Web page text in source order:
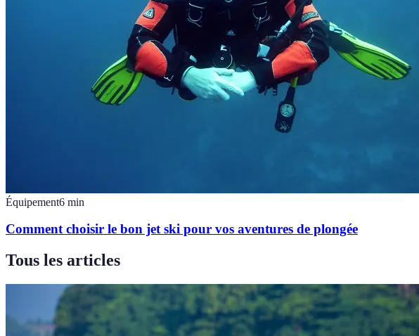
Équipement6 min
Comment choisir le bon jet ski pour vos aventures de plongée
Tous les articles